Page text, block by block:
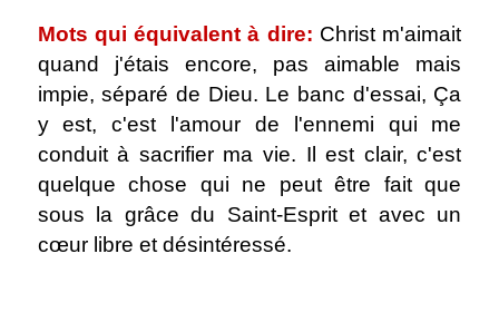
Mots qui équivalent à dire: Christ m'aimait
quand j'étais encore, pas aimable mais
impie, séparé de Dieu. Le banc d'essai, Ça
y est, c'est l'amour de l'ennemi qui me
conduit à sacrifier ma vie. Il est clair, c'est
quelque chose qui ne peut être fait que
sous la grâce du Saint-Esprit et avec un
cœur libre et désintéressé.